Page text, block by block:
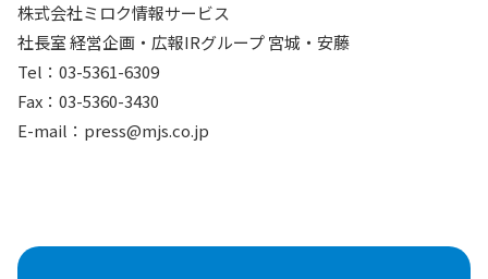
株式会社ミロク情報サービス
社長室 経営企画・広報IRグループ 宮城・安藤
Tel：03-5361-6309
Fax：03-5360-3430
E-mail：press@mjs.co.jp